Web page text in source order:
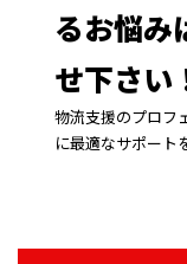
るお悩み
せ下さい
物流支援のプロフ
に最適なサポート